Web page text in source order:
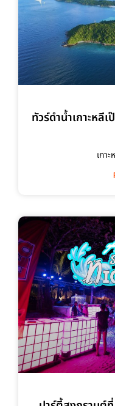
ทัวร์ดำน้ำเกาะหลี
เกา